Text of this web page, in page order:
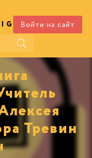
.COM
Войти на сайт
Тревин